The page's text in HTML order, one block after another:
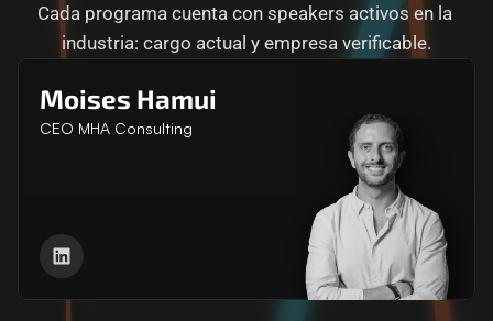
Cada programa cuenta con speakers activos en la
industria: cargo actual y empresa verificable.
Moises Hamui
CEO MHA Consulting